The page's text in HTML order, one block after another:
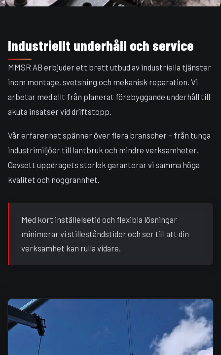
Industriellt underhåll och service
MMSR AB erbjuder ett brett utbud av industriella tjänster
inom montage, svetsning och mekanisk reparation. Vi
arbetar med allt från planerat förebyggande underhåll till
akuta insatser vid driftstopp.
Vår erfarenhet spänner över flera branscher – från tunga
industrimiljöer till lantbruk och mindre verksamheter.
Oavsett uppdragets storlek garanterar vi samma höga
kvalitet och noggrannhet.
Med kort inställelsetid och flexibla lösningar
minimerar vi stilleståndstider och ser till att din
verksamhet kan rulla vidare.